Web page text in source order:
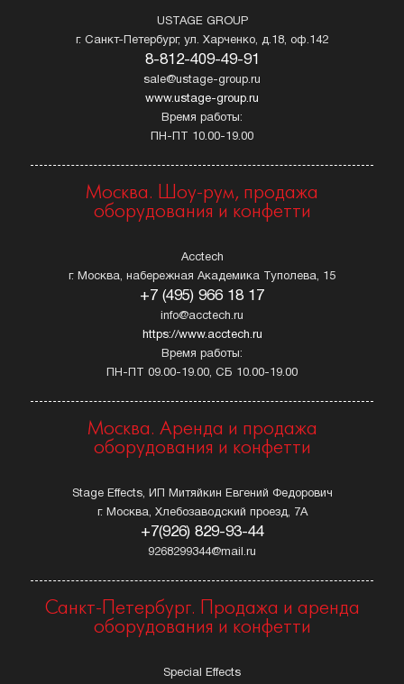
USTAGE GROUP
г. Санкт-Петербург, ул. Харченко, д.18, оф.142
8-812-409-49-91
sale@ustage-group.ru
www.ustage-group.ru
Время работы:
ПН-ПТ 10.00-19.00
Москва. Шоу-рум, продажа
оборудования и конфетти
Acctech
г. Москва, набережная Академика Туполева, 15
+7 (495) 966 18 17
info@acctech.ru
https://www.acctech.ru
Время работы:
ПН-ПТ 09.00-19.00, СБ 10.00-19.00
Москва. Аренда и продажа
оборудования и конфетти
Stage Effects, ИП Митяйкин Евгений Федорович
г. Москва, Хлебозаводский проезд, 7А
+7(926) 829-93-44
9268299344@mail.ru
Санкт-Петербург. Продажа и аренда
оборудования и конфетти
Special Effects